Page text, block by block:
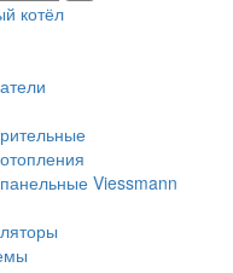
котёл
Viessmann